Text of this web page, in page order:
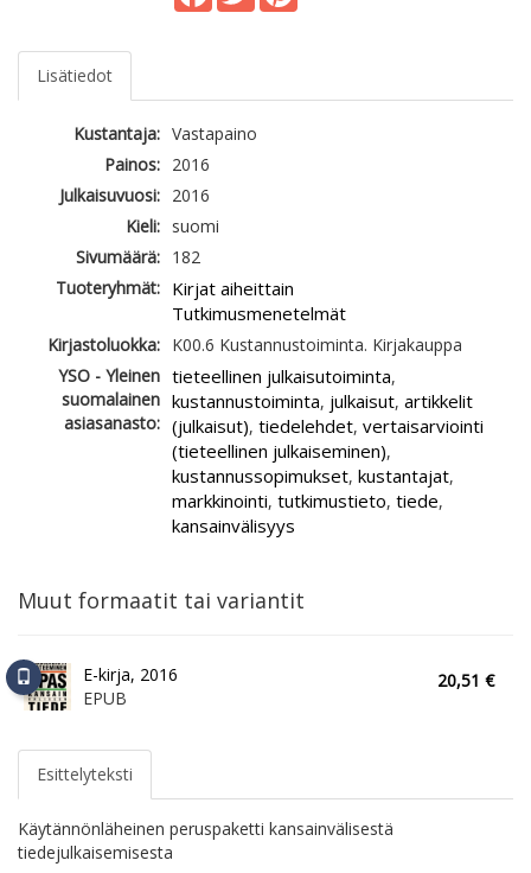
Lisätiedot
Kustantaja: Vastapaino
Painos: 2016
Julkaisuvuosi: 2016
Kieli: suomi
Sivumäärä: 182
Tuoteryhmät: Kirjat aiheittain
Tutkimusmenetelmät
Kirjastoluokka: K00.6 Kustannustoiminta. Kirjakauppa
YSO - Yleinen
suomalainen
asiasanasto:
tieteellinen julkaisutoiminta,
kustannustoiminta, julkaisut, artikkelit
(julkaisut), tiedelehdet, vertaisarviointi
(tieteellinen julkaiseminen),
kustannussopimukset, kustantajat,
markkinointi, tutkimustieto, tiede,
kansainvälisyys
Muut formaatit tai variantit
E-kirja, 2016
EPUB
20,51 €
Esittelyteksti
Käytännönläheinen peruspaketti kansainvälisestä
tiedejulkaisemisesta